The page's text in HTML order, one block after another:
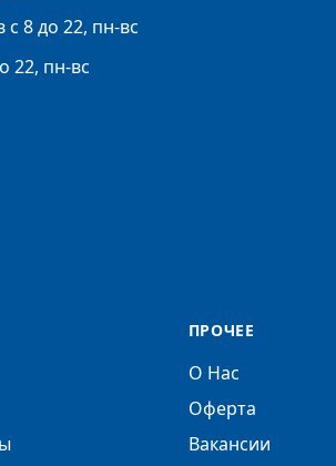
8 до 22, пн-вс
22, пн-вс
ПРОЧЕЕ
О Нас
Оферта
Вакансии